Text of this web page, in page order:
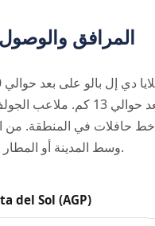
المرافق والوصول
كم. توجد 48 خط حافلات في
وسط المدينة أو المطار بالسيارة أو الحافلة.
del Sol (AGP)